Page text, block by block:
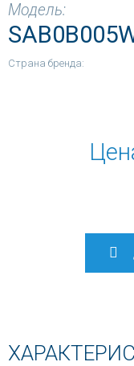
Модель:
Страна бренда: